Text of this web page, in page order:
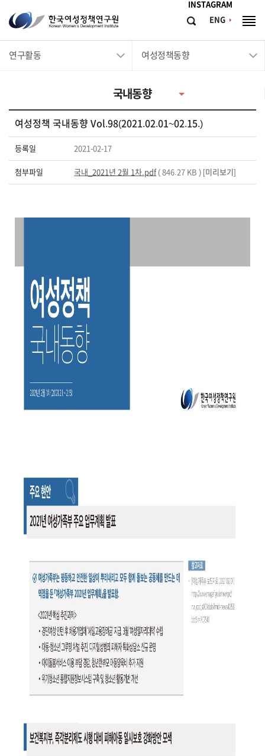
INSTAGRAM
ENG
한
국
여
연
구
원
Korean
Women's
Institute
검
체
연구활동 여성정책동향
국내동향
여성정책 국내동향 Vol.98(2021.02.01~02.15.)
등록일 2021-02-17
첨부파일 국내_2021년 2월 1차.pdf( 846.27 KB ) [미리보기]